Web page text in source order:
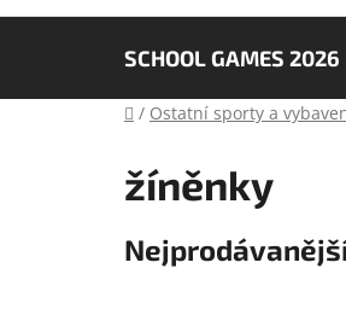
SCHOOL GAMES 2026
Domů
/ Ostatní sporty a
žíněnky